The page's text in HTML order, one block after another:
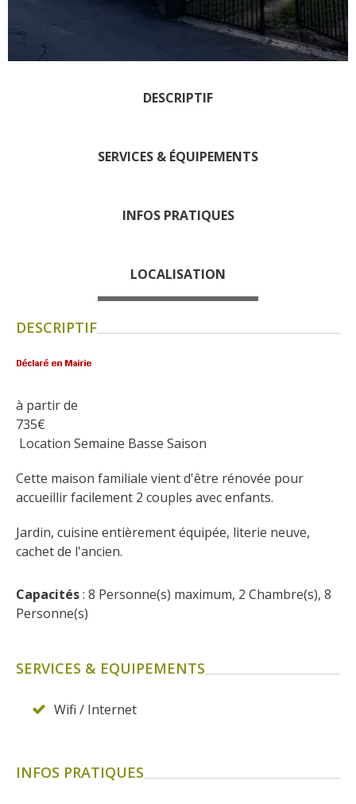
Les visites accompagnées
Artistes et artisans d'art
Les marchés et foires
Recettes et produits locaux
Flâner à moins de
Les Plus Beaux Villages de
France
Le Pays des Bastides du
Les Villes et Pays d'art et
d'histoire
Decazeville-Aubin
Patrimoine mondial de
DESCRIPTIF
SERVICES & ÉQUIPEMENTS
INFOS PRATIQUES
LOCALISATION
DESCRIPTIF
à partir de
735€
Location Semaine Basse Saison
Cette maison familiale vient d'être rénovée pour
accueillir facilement 2 couples avec enfants.
Jardin, cuisine entièrement équipée, literie neuve,
cachet de l'ancien.
Capacités : 8 Personne(s) maximum, 2 Chambre(s), 8
Personne(s)
SERVICES & EQUIPEMENTS
Wifi / Internet
INFOS PRATIQUES